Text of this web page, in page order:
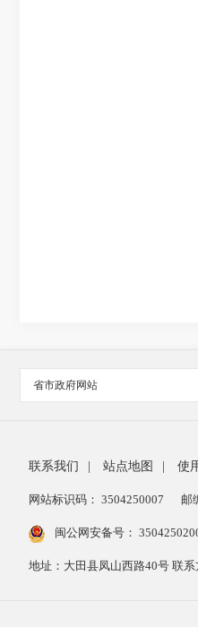
省市政府网站
联系我们 站点地图 使
网站标识码： 3504250007 邮
闽公网安备号：
地址：大田县凤山西路40号 联